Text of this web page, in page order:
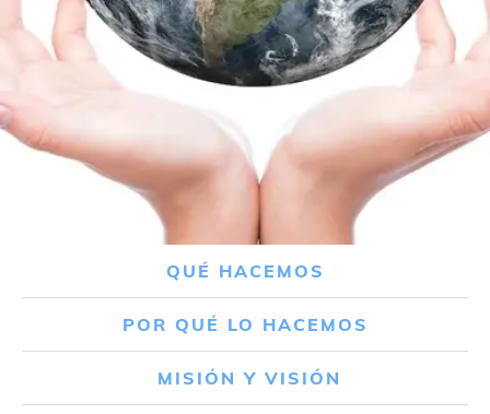
QUÉ HACEMOS
POR QUÉ LO HACEMOS
MISIÓN Y VISIÓN